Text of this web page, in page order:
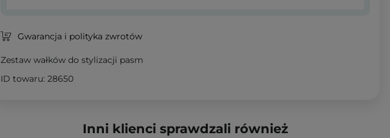
Gwarancja i polityka zwrotów
Zestaw wałków do stylizacji pasm
ID towaru: 28650
Inni klienci sprawdzali również